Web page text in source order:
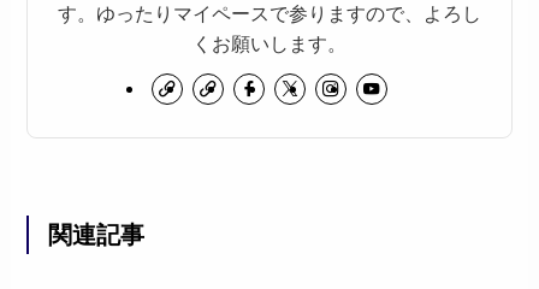
す。ゆったりマイペースで参りますので、よろし
くお願いします。
関連記事